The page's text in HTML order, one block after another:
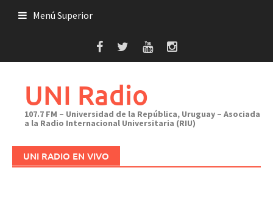
Menú Superior
UNI Radio
107.7 FM – Universidad de la República, Uruguay – Asociada
a la Radio Internacional Universitaria (RIU)
UNI RADIO EN VIVO